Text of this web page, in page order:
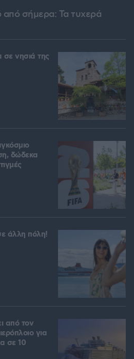
σήμερα: Τα τυχερά
σε νησιά της
δώδεκα
άλλη πόλη!
από τον
για
σε 10